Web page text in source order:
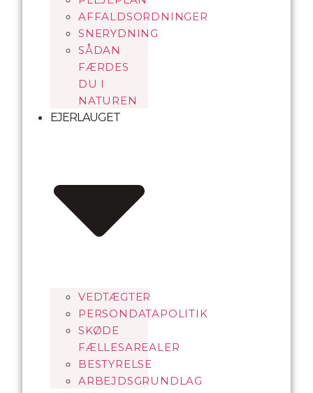
AFFALDSORDNINGER
SNERYDNING
SÅDAN
FÆRDES
DU I
NATUREN
EJERLAUGET
VEDTÆGTER
PERSONDATAPOLITIK
SKØDE
FÆLLESAREALER
BESTYRELSE
ARBEJDSGRUNDLAG